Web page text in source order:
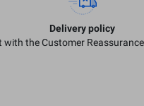
Delivery policy
with the Customer